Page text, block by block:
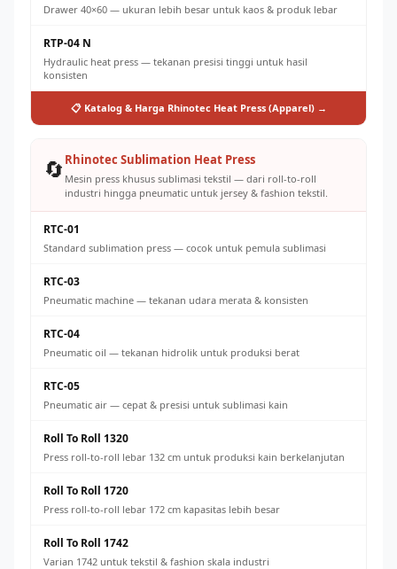
Drawer 40×60 — ukuran lebih besar untuk kaos & produk lebar
RTP-04 N
Hydraulic heat press — tekanan presisi tinggi untuk hasil
konsisten
📋 Katalog & Harga Rhinotec Heat Press (Apparel) →
🔄 Rhinotec Sublimation Heat Press
Mesin press khusus sublimasi tekstil — dari roll-to-roll
industri hingga pneumatic untuk jersey & fashion tekstil.
RTC-01
Standard sublimation press — cocok untuk pemula sublimasi
RTC-03
Pneumatic machine — tekanan udara merata & konsisten
RTC-04
Pneumatic oil — tekanan hidrolik untuk produksi berat
RTC-05
Pneumatic air — cepat & presisi untuk sublimasi kain
Roll To Roll 1320
Press roll-to-roll lebar 132 cm untuk produksi kain berkelanjutan
Roll To Roll 1720
Press roll-to-roll lebar 172 cm kapasitas lebih besar
Roll To Roll 1742
Varian 1742 untuk tekstil & fashion skala industri